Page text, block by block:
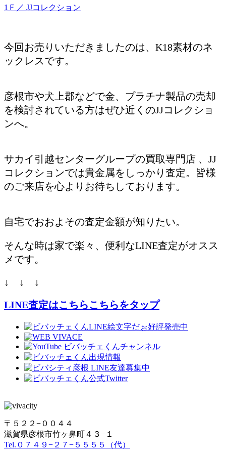
1Ｆ／ JJコレクション
今回お売りいただきましたのは、K18素材のネ
ックレスです。
彦根市や犬上郡などで金、プラチナ製品の売却
を検討されている方はぜひ近くのJJコレクショ
ンへ。
サカイ引越センターグループの買取専門店 、JJ
コレクションでは貴金属をしっかり査定。皆様
のご来店を心よりお待ちしております。
自宅でおおよその査定金額が知りたい。
そんな時は家で楽々、便利なLINE査定がオスス
メです。
↓ ↓ ↓
LINE査定はこちらこちらをタップ
〒５２２−００４４
滋賀県彦根市竹ヶ鼻町４３−１
Tel.０７４９−２７−５５５５（代）